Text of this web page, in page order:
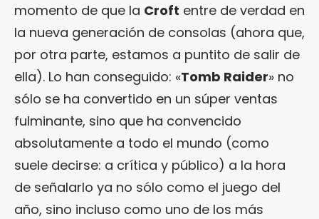
momento de que la Croft entre de verdad en
la nueva generación de consolas (ahora que,
por otra parte, estamos a puntito de salir de
ella). Lo han conseguido: «Tomb Raider» no
sólo se ha convertido en un súper ventas
fulminante, sino que ha convencido
absolutamente a todo el mundo (como
suele decirse: a crítica y público) a la hora
de señalarlo ya no sólo como el juego del
año, sino incluso como uno de los más